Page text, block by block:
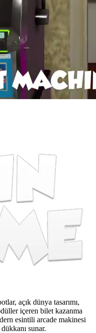
açık dünya tasarımı,
içeren bilet kazanma
esintili arcade makinesi
sunar.